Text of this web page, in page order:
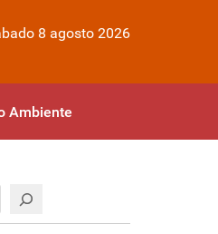
8 agosto 2026
Ambiente